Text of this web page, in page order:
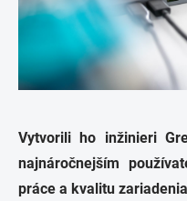
Vytvorili ho inžinieri
najnáročnejším
práce a kvalitu